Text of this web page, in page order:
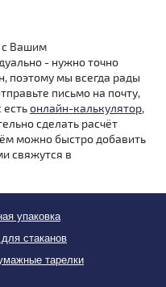
с Вашим
- нужно точно
поэтому мы всегда рады
письмо на почту,
естьонлайн-калькулятор,
сделать расчёт
можно быстро добавить
свяжутся в
упаковка
стаканов
тарелки